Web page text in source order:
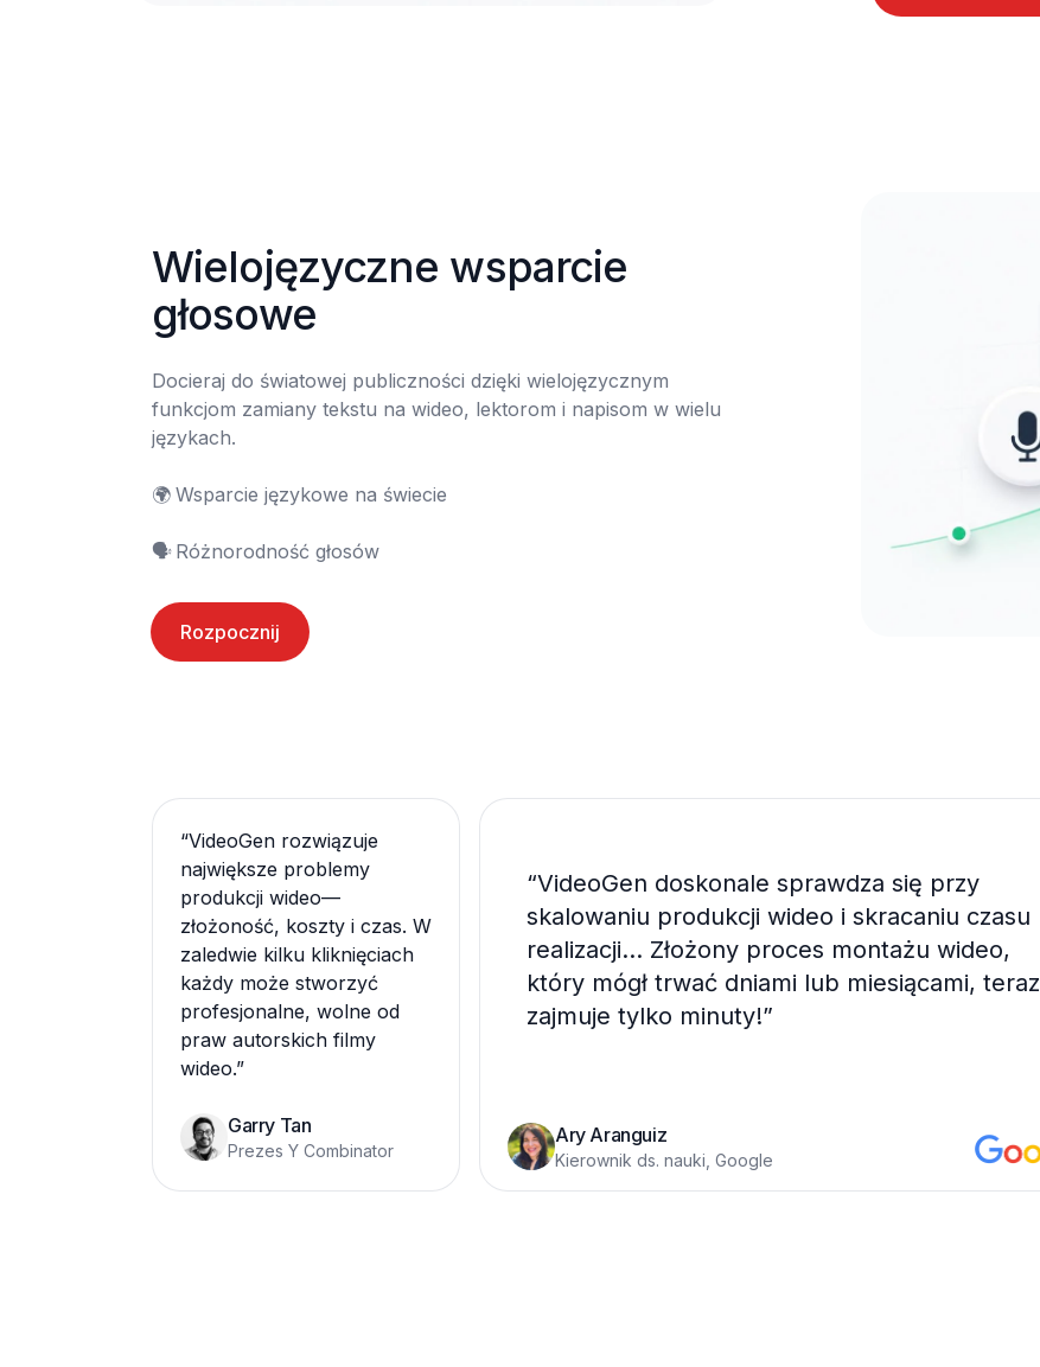
Wielojęzyczne wsparcie
głosowe
Docieraj do światowej publiczności dzięki wielojęzycznym
funkcjom zamiany tekstu na wideo, lektorom i napisom w wielu
językach.
🌍	Wsparcie językowe na świecie
🗣️	Różnorodność głosów
Rozpocznij
“VideoGen doskonale sprawdza się przy
skalowaniu produkcji wideo i skracaniu czasu
realizacji... Złożony proces montażu wideo,
który mógł trwać dniami lub miesiącami, teraz
zajmuje tylko minuty!”
Ary Aranguiz
Kierownik ds. nauki, Google
“VideoGen rozwiązuje
największe problemy
produkcji wideo—
złożoność, koszty i czas. W
zaledwie kilku kliknięciach
każdy może stworzyć
profesjonalne, wolne od
praw autorskich filmy
wideo.”
Garry Tan
Prezes Y Combinator